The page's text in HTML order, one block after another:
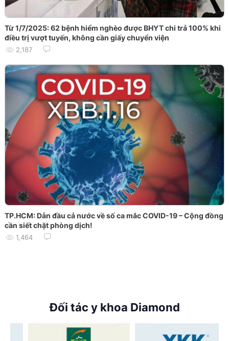
Từ 1/7/2025: 62 bệnh hiểm nghèo được BHYT chi trả 100% khi
điều trị vượt tuyến, không cần giấy chuyển viện
2,187
TP.HCM: Dẫn đầu cả nước về số ca mắc COVID-19 – Cộng đồng
cần siết chặt phòng dịch!
1,464
Đối tác y khoa Diamond